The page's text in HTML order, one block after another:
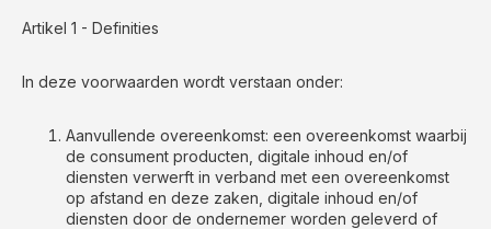
Artikel 1 - Definities
In deze voorwaarden wordt verstaan onder:
Aanvullende overeenkomst: een overeenkomst waarbij
de consument producten, digitale inhoud en/of
diensten verwerft in verband met een overeenkomst
op afstand en deze zaken, digitale inhoud en/of
diensten door de ondernemer worden geleverd of